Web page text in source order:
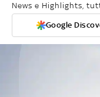
News e Highlights,
Google